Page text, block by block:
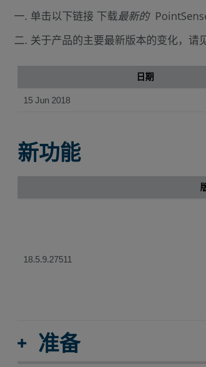
单击以下链接 下载最新的
关于产品的主要最新版本的变化，请
日期
15 Jun 2018
新功能
18.5.9.27511
准备